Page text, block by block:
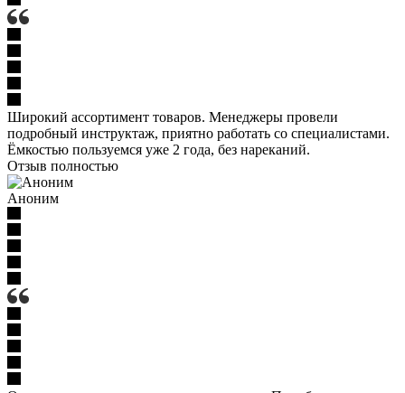
Широкий ассортимент товаров. Менеджеры провели
подробный инструктаж, приятно работать со специалистами.
Ёмкостью пользуемся уже 2 года, без нареканий.
Отзыв полностью
Аноним